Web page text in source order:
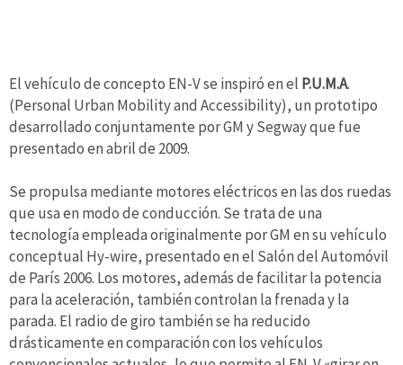
El vehículo de concepto EN-V se inspiró en el P.U.M.A.
(Personal Urban Mobility and Accessibility), un prototipo
desarrollado conjuntamente por GM y Segway que fue
presentado en abril de 2009.
Se propulsa mediante motores eléctricos en las dos ruedas
que usa en modo de conducción. Se trata de una
tecnología empleada originalmente por GM en su vehículo
conceptual Hy-wire, presentado en el Salón del Automóvil
de París 2006. Los motores, además de facilitar la potencia
para la aceleración, también controlan la frenada y la
parada. El radio de giro también se ha reducido
drásticamente en comparación con los vehículos